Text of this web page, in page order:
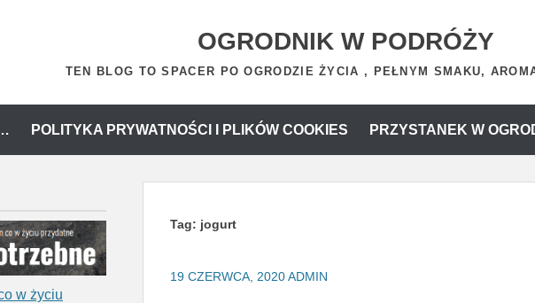
OGRODNIK W PODRÓŻY
TEN BLOG TO SPACER PO OGRODZIE ŻYCIA , PEŁNYM SMAKU,
POLITYKA PRYWATNOŚCI I PLIKÓW COOKIES PRZYSTANEK W
Tag: jogurt
19 CZERWCA, 2020 ADMIN
w życiu